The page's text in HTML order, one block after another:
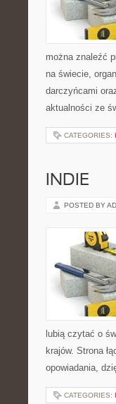
można znaleźć
na świecie,
darczyńcami
aktualności ze
CATEGORIES:
INDIE
POSTED BY
lubią czytać o
krajów. Strona
opowiadania,
CATEGORIES: